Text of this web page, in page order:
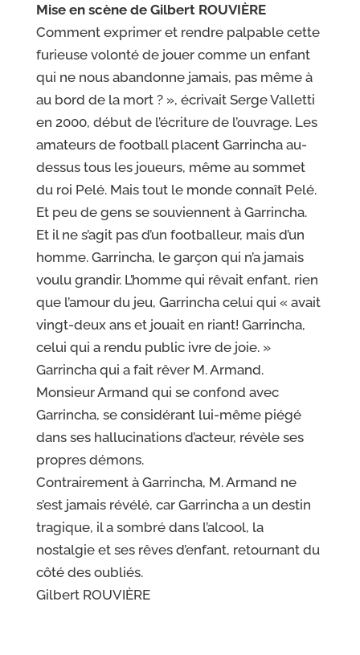
Mise en scène de Gilbert ROUVIÈRE
Comment exprimer et rendre palpable cette
furieuse volonté de jouer comme un enfant
qui ne nous abandonne jamais, pas même à
au bord de la mort ? », écrivait Serge Valletti
en 2000, début de l’écriture de l’ouvrage. Les
amateurs de football placent Garrincha au-
dessus tous les joueurs, même au sommet
du roi Pelé. Mais tout le monde connaît Pelé.
Et peu de gens se souviennent à Garrincha.
Et il ne s’agit pas d’un footballeur, mais d’un
homme. Garrincha, le garçon qui n’a jamais
voulu grandir. L’homme qui rêvait enfant, rien
que l’amour du jeu, Garrincha celui qui « avait
vingt-deux ans et jouait en riant! Garrincha,
celui qui a rendu public ivre de joie. »
Garrincha qui a fait rêver M. Armand.
MonsieurArmand qui se confond avec
Garrincha, se considérant lui-même piégé
dans ses hallucinations d’acteur, révèle ses
propres démons.
Contrairement à Garrincha, M.Armand ne
s’est jamais révélé, car Garrincha a un destin
tragique, il a sombré dans l’alcool, la
nostalgie etses rêves d’enfant, retournant du
côté des oubliés.
Gilbert ROUVIÈRE